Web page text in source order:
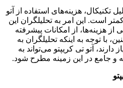
تکنیکال، هزینه‌های استفاده از آتو
است. این امر به تحلیلگران این
از هزینه‌ها، از امکانات پیشرفته
با توجه به اینکه تحلیلگران به
دارند، آتو تی کریپتو می‌تواند به
و جامع در این زمینه مطرح شود.